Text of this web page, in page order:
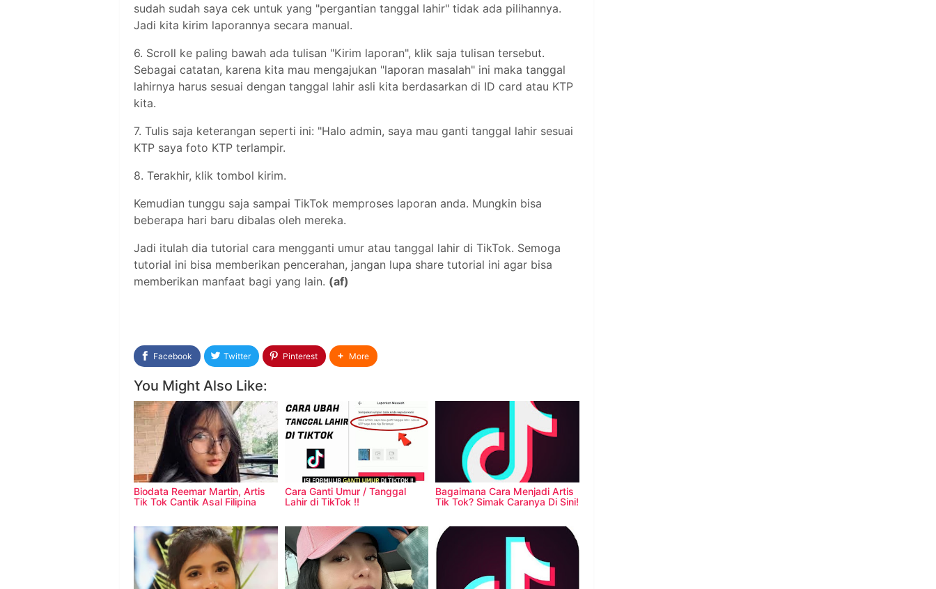
sudah sudah saya cek untuk yang "pergantian tanggal lahir" tidak ada pilihannya.
Jadi kita kirim laporannya secara manual.
6. Scroll ke paling bawah ada tulisan "Kirim laporan", klik saja tulisan tersebut.
Sebagai catatan, karena kita mau mengajukan "laporan masalah" ini maka tanggal
lahirnya harus sesuai dengan tanggal lahir asli kita berdasarkan di ID card atau KTP
kita.
7. Tulis saja keterangan seperti ini: "Halo admin, saya mau ganti tanggal lahir sesuai
KTP saya foto KTP terlampir.
8. Terakhir, klik tombol kirim.
Kemudian tunggu saja sampai TikTok memproses laporan anda. Mungkin bisa
beberapa hari baru dibalas oleh mereka.
Jadi itulah dia tutorial cara mengganti umur atau tanggal lahir di TikTok. Semoga
tutorial ini bisa memberikan pencerahan, jangan lupa share tutorial ini agar bisa
memberikan manfaat bagi yang lain. (af)
Facebook Twitter Pinterest More
You Might Also Like:
Biodata Reemar Martin, Artis
Tik Tok Cantik Asal Filipina
Cara Ganti Umur / Tanggal
Lahir di TikTok !!
Bagaimana Cara Menjadi Artis
Tik Tok? Simak Caranya Di Sini!